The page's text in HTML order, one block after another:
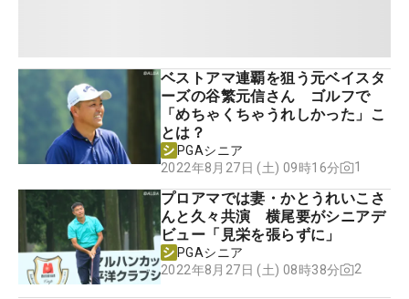
ベストアマ連覇を狙う元ベイスタ
ーズの谷繁元信さん ゴルフで
「めちゃくちゃうれしかった」こ
とは？
PGAシニア
2022年8月27日 (土) 09時16分
1
プロアマでは妻・かとうれいこさ
んと久々共演 横尾要がシニアデ
ビュー「見栄を張らずに」
PGAシニア
2022年8月27日 (土) 08時38分
2